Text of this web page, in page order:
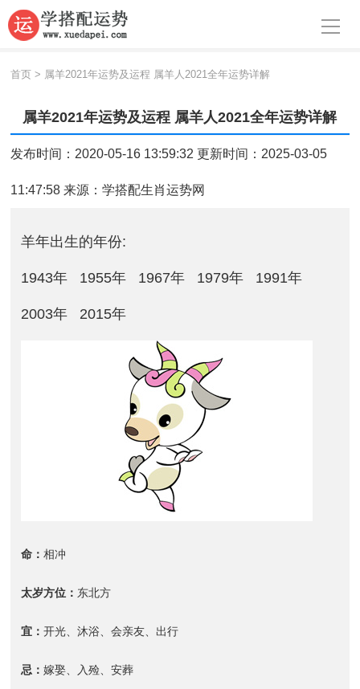
导航
首页
生肖运势
风水
名字
星座
首页 > 属羊2021年运势及运程 属羊人2021全年运势详解
属羊2021年运势及运程 属羊人2021全年运势详解
发布时间：2020-05-16 13:59:32 更新时间：2025-03-05
11:47:58 来源：学搭配生肖运势网
羊年出生的年份:
1943年 1955年 1967年 1979年 1991年
2003年 2015年
命：相冲
太岁方位： 东北方
宜：开光、沐浴、会亲友、出行
忌：嫁娶、入殓、安葬